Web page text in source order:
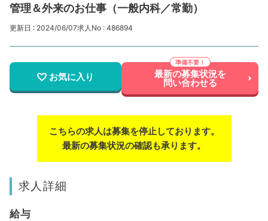
管理＆外来のお仕事（一般内科／常勤）
更新日 : 2024/06/07求人No : 486894
お気に入り 最新の募集状況を
問い合わせる
こちらの求人は募集を停止しております。
最新の募集状況の確認も承ります。
求人詳細
給与